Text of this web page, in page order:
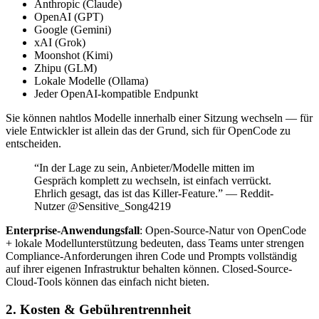
Anthropic (Claude)
OpenAI (GPT)
Google (Gemini)
xAI (Grok)
Moonshot (Kimi)
Zhipu (GLM)
Lokale Modelle (Ollama)
Jeder OpenAI-kompatible Endpunkt
Sie können nahtlos Modelle innerhalb einer Sitzung wechseln — für
viele Entwickler ist allein das der Grund, sich für OpenCode zu
entscheiden.
“In der Lage zu sein, Anbieter/Modelle mitten im
Gespräch komplett zu wechseln, ist einfach verrückt.
Ehrlich gesagt, das ist das Killer-Feature.” — Reddit-
Nutzer @Sensitive_Song4219
Enterprise-Anwendungsfall: Open-Source-Natur von OpenCode
+ lokale Modellunterstützung bedeuten, dass Teams unter strengen
Compliance-Anforderungen ihren Code und Prompts vollständig
auf ihrer eigenen Infrastruktur behalten können. Closed-Source-
Cloud-Tools können das einfach nicht bieten.
2. Kosten & Gebührentrennheit